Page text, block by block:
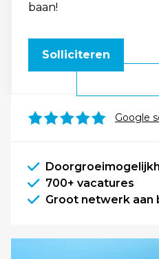
baan!
Solliciteren
Google
700+ vacatures
Groot netwerk aan